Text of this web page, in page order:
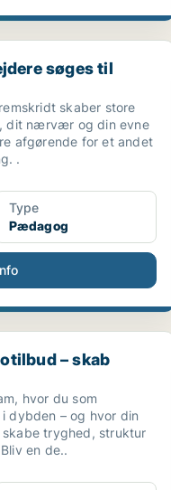
til autismetilbud
søges til
skaber store
dit nærvær og din evne
afgørende for et andet
.
Type
Pædagog
– skab stabilitet, r...
– skab
hvor du som
dybden – og hvor din
tryghed, struktur
en de..